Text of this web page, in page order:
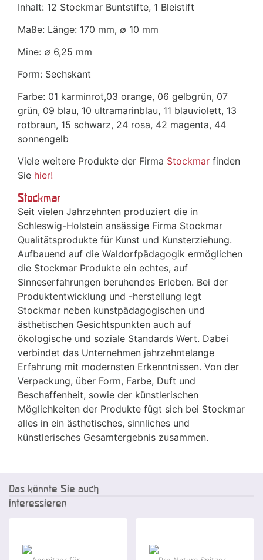
Inhalt: 12 Stockmar Buntstifte, 1 Bleistift
Maße: Länge: 170 mm, ∅ 10 mm
Mine: ∅ 6,25 mm
Form: Sechskant
Farbe: 01 karminrot,03 orange, 06 gelbgrün, 07
grün, 09 blau, 10 ultramarinblau, 11 blauviolett, 13
rotbraun, 15 schwarz, 24 rosa, 42 magenta, 44
sonnengelb
Viele weitere Produkte der Firma Stockmar finden
Sie hier!
Stockmar
Seit vielen Jahrzehnten produziert die in
Schleswig-Holstein ansässige Firma Stockmar
Qualitätsprodukte für Kunst und Kunsterziehung.
Aufbauend auf die Waldorfpädagogik ermöglichen
die Stockmar Produkte ein echtes, auf
Sinneserfahrungen beruhendes Erleben. Bei der
Produktentwicklung und -herstellung legt
Stockmar neben kunstpädagogischen und
ästhetischen Gesichtspunkten auch auf
ökologische und soziale Standards Wert. Dabei
verbindet das Unternehmen jahrzehntelange
Erfahrung mit modernsten Erkenntnissen. Von der
Verpackung, über Form, Farbe, Duft und
Beschaffenheit, sowie der künstlerischen
Möglichkeiten der Produkte fügt sich bei Stockmar
alles in ein ästhetisches, sinnliches und
künstlerisches Gesamtergebnis zusammen.
Das könnte Sie auch
interessieren